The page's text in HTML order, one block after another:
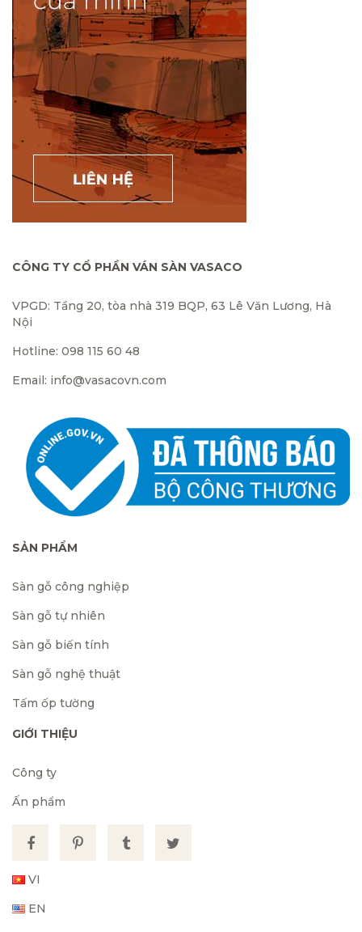
CÔNG TY CỔ PHẦN VÁN SÀN VASACO
VPGD: Tầng 20, tòa nhà 319 BQP, 63 Lê Văn Lương, Hà
Nội
Hotline: 098 115 60 48
Email: info@vasacovn.com
SẢN PHẨM
Sàn gỗ công nghiệp
Sàn gỗ tự nhiên
Sàn gỗ biến tính
Sàn gỗ nghệ thuật
Tấm ốp tường
GIỚI THIỆU
Công ty
Ấn phẩm
VI
EN